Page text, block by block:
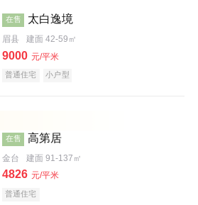
在售 太白逸境
眉县 建面 42-59㎡
9000 元/平米
普通住宅 小户型
在售 高第居
金台 建面 91-137㎡
4826 元/平米
普通住宅